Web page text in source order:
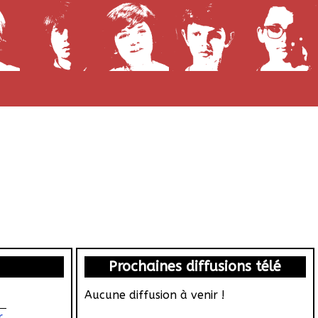
Prochaines diffusions télé
Aucune diffusion à venir !